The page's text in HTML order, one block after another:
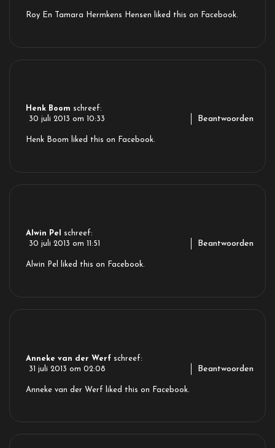
Roy En Tamara Hermkens Hensen liked this on Facebook.
Henk Boom schreef:
30 juli 2013 om 10:33
Henk Boom liked this on Facebook.
Beantwoorden
Alwin Pel
schreef:
30 juli 2013 om 11:51
Alwin Pel liked this on Facebook.
Beantwoorden
Anneke van der Werf schreef:
31 juli 2013 om 02:08
Anneke van der Werf liked this on Facebook.
Beantwoorden